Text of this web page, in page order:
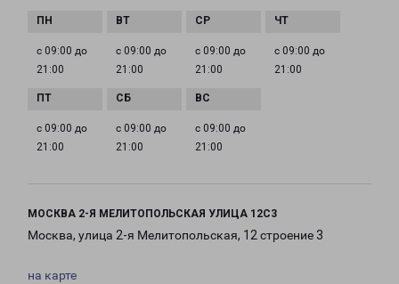
с 09:00 до
21:00
с 09:00 до
21:00
с 09:00 до
21:00
с 09:00 до
21:00
с 09:00 до
21:00
с 09:00 до
21:00
с 09:00 до
21:00
МОСКВА 2-Я МЕЛИТОПОЛЬСКАЯ УЛИЦА 12С3
Москва, улица 2-я Мелитопольская, 12 строение 3
на карте